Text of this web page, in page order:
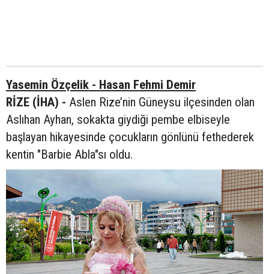
Yasemin Özçelik - Hasan Fehmi Demir
RİZE (İHA) - Aslen Rize’nin Güneysu ilçesinden olan
Aslıhan Ayhan, sokakta giydiği pembe elbiseyle
başlayan hikayesinde çocukların gönlünü fethederek
kentin "Barbie Abla"sı oldu.